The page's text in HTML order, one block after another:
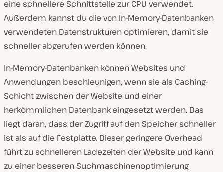
eine schnellere Schnittstelle zur CPU verwendet.
Außerdem kannst du die von In-Memory-Datenbanken
verwendeten Datenstrukturen optimieren, damit sie
schneller abgerufen werden können.
In-Memory-Datenbanken können Websites und
Anwendungen beschleunigen, wenn sie als Caching-
Schicht zwischen der Website und einer
herkömmlichen Datenbank eingesetzt werden. Das
liegt daran, dass der Zugriff auf den Speicher schneller
ist als auf die Festplatte. Dieser geringere Overhead
führt zu schnelleren Ladezeiten der Website und kann
zu einer besseren Suchmaschinenoptimierung